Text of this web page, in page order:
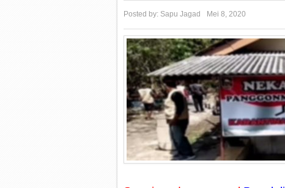
Posted by: Sapu Jagad Mei 8, 2020